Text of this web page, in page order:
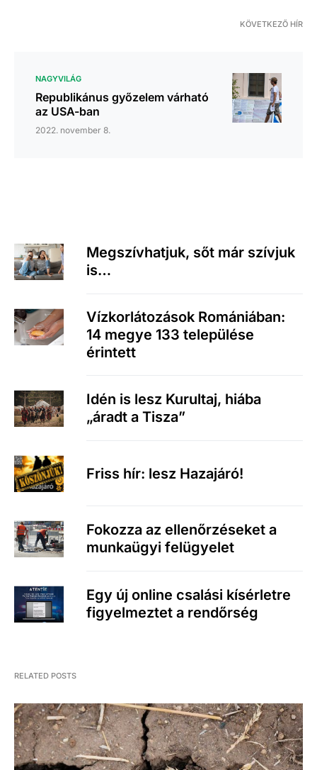
KÖVETKEZŐ HÍR
NAGYVILÁG
Republikánus győzelem várható
az USA-ban
2022. november 8.
Megszívhatjuk, sőt már szívjuk
is…
Vízkorlátozások Romániában:
14 megye 133 települése
érintett
Idén is lesz Kurultaj, hiába
„áradt a Tisza”
Friss hír: lesz Hazajáró!
Fokozza az ellenőrzéseket a
munkaügyi felügyelet
Egy új online csalási kísérletre
figyelmeztet a rendőrség
RELATED POSTS